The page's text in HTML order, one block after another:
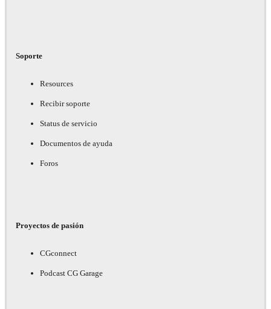
Soporte
Resources
Recibir soporte
Status de servicio
Documentos de ayuda
Foros
Proyectos de pasión
CGconnect
Podcast CG Garage